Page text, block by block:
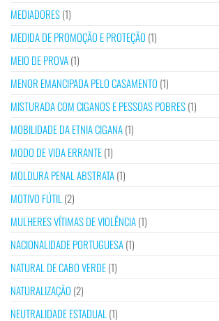
MEDIADORES(1)
MEDIDA DE PROMOÇÃO E PROTEÇÃO (1)
MEIO DE PROVA(1)
MENOR EMANCIPADA PELO CASAMENTO (1)
MISTURADA COM CIGANOS E PESSOAS POBRES(1)
MOBILIDADE DA ETNIA CIGANA(1)
MODO DE VIDA ERRANTE(1)
MOLDURA PENAL ABSTRATA(1)
MOTIVO FÚTIL (2)
MULHERES VÍTIMAS DE VIOLÊNCIA(1)
NACIONALIDADE PORTUGUESA(1)
NATURAL DE CABO VERDE(1)
NATURALIZAÇÃO (2)
NEUTRALIDADE ESTADUAL (1)